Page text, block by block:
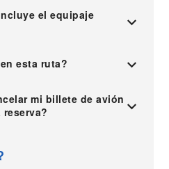
el equipaje
esta ruta?
mi billete de avión